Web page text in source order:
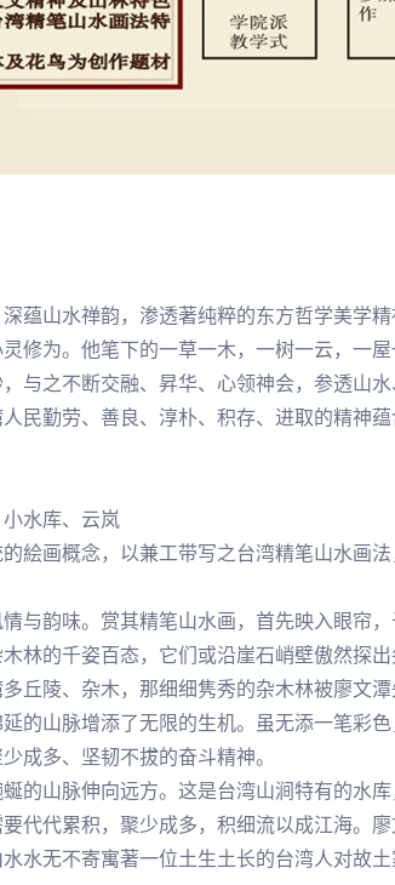
蕴山水禅韵，渗透著纯粹的东方哲学美学
修为。他笔下的一草一木，一树一云，一
与之不断交融、昇华、心领神会，参透山
民勤劳、善良、淳朴、积存、进取的精神
水库、云岚
絵画概念，以兼工带写之台湾精笔山水画
与韵味。赏其精笔山水画，首先映入眼帘
林的千姿百态，它们或沿崖石峭壁傲然探
丘陵、杂木，那细细隽秀的杂木林被廖文
的山脉增添了无限的生机。虽无添一笔彩
成多、坚韧不拔的奋斗精神。
的山脉伸向远方。这是台湾山涧特有的水
代代累积，聚少成多，积细流以成江海。
水无不寄寓著一位土生土长的台湾人对故土